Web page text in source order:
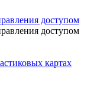
доступом
доступом
картах